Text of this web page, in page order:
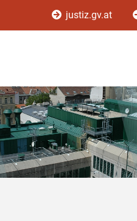
justiz.gv.at